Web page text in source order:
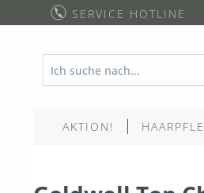
SERVICE HOTLINE
AKTION!